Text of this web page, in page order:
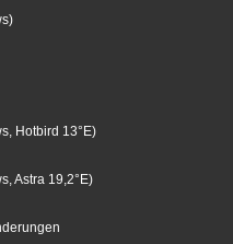
Hotbird 13°E)
Astra 19,2°E)